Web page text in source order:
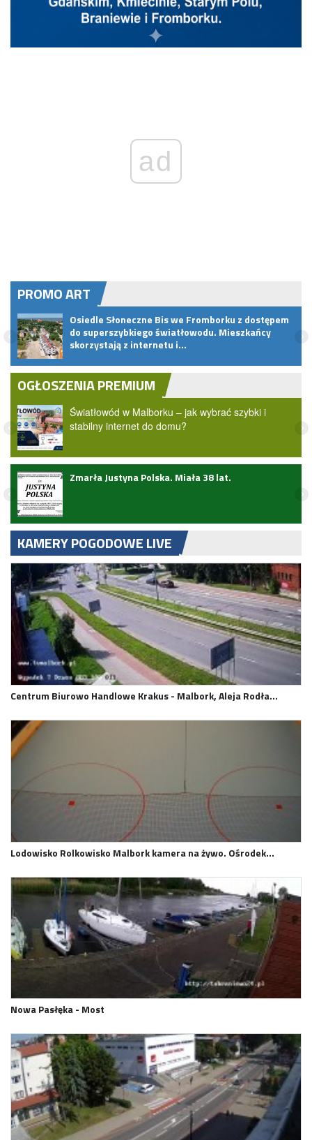
ad
PROMO ART
Osiedle Słoneczne Bis we Fromborku z dostępem
do superszybkiego światłowodu. Mieszkańcy
skorzystają z internetu i…
OGŁOSZENIA PREMIUM
Światłowód w Malborku – jak wybrać szybki i
stabilny internet do domu?
Zmarła Justyna Polska. Miała 38 lat.
KAMERY POGODOWE LIVE
Centrum Biurowo Handlowe Krakus - Malbork, Aleja Rodła…
Lodowisko Rolkowisko Malbork kamera na żywo. Ośrodek…
Nowa Pasłęka - Most